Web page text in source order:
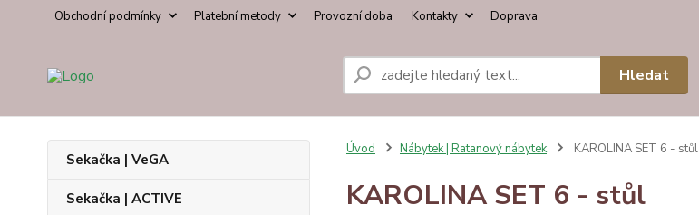
Obchodní podmínky Platební metody Provozní doba Kontakty Doprava
Hledat
Sekačka | VeGA
Sekačka | ACTIVE
Úvod Nábytek | Ratanový nábytek KAROLINA SET 6 - stůl
KAROLINA SET 6 - stůl